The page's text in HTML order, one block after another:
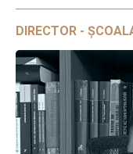
DIRECTOR -